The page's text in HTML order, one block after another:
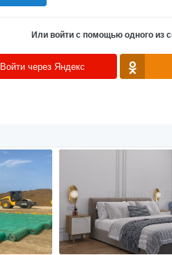
Или войти с помощью одного из
Войти через Яндекс